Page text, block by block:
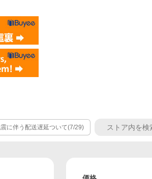
に伴う配送遅延ついて(7/29)